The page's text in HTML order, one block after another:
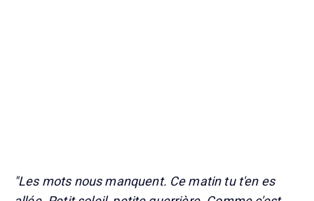
"Les mots nous manquent. Ce matin tu t'en es